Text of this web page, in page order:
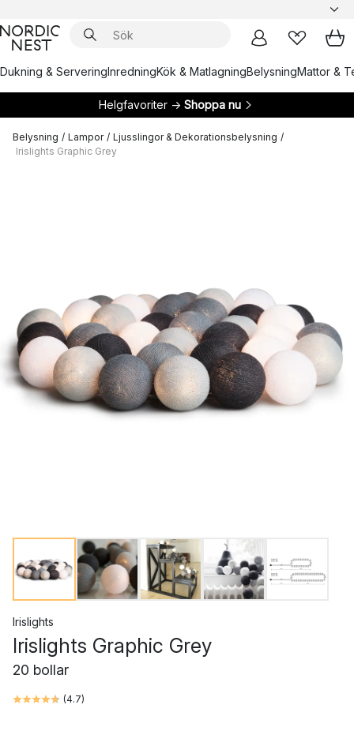
Dukning & ServeringInredningKök & MatlagningBelysningMattor &
Helgfavoriter → Shoppa nu
Belysning / Lampor / Ljusslingor & Dekorationsbelysning /
Irislights Graphic Grey
Irislights
Irislights Graphic Grey
20 bollar
(4.7)